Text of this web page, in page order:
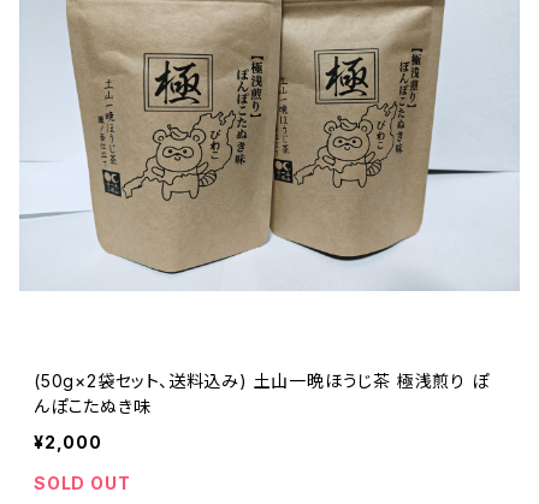
(50g×2袋セット、送料込み) 土山一晩ほうじ茶 極浅煎り ぽ
んぽこたぬき味
¥2,000
SOLD OUT